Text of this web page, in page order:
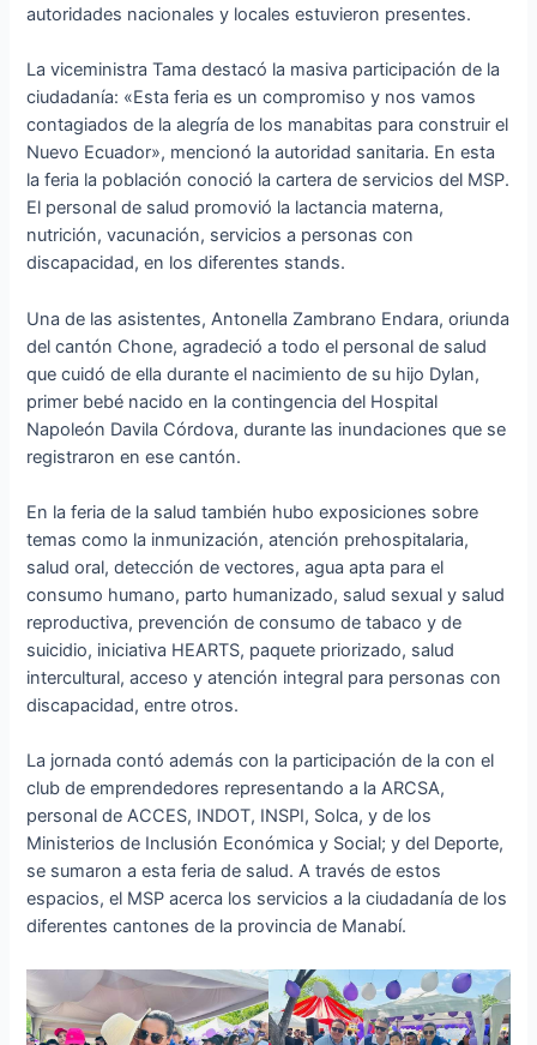
autoridades nacionales y locales estuvieron presentes.
La viceministra Tama destacó la masiva participación de la
ciudadanía: «Esta feria es un compromiso y nos vamos
contagiados de la alegría de los manabitas para construir el
Nuevo Ecuador», mencionó la autoridad sanitaria. En esta
la feria la población conoció la cartera de servicios del MSP.
El personal de salud promovió la lactancia materna,
nutrición, vacunación, servicios a personas con
discapacidad, en los diferentes stands.
Una de las asistentes, Antonella Zambrano Endara, oriunda
del cantón Chone, agradeció a todo el personal de salud
que cuidó de ella durante el nacimiento de su hijo Dylan,
primer bebé nacido en la contingencia del Hospital
Napoleón Davila Córdova, durante las inundaciones que se
registraron en ese cantón.
En la feria de la salud también hubo exposiciones sobre
temas como la inmunización, atención prehospitalaria,
salud oral, detección de vectores, agua apta para el
consumo humano, parto humanizado, salud sexual y salud
reproductiva, prevención de consumo de tabaco y de
suicidio, iniciativa HEARTS, paquete priorizado, salud
intercultural, acceso y atención integral para personas con
discapacidad, entre otros.
La jornada contó además con la participación de la con el
club de emprendedores representando a la ARCSA,
personal de ACCES, INDOT, INSPI, Solca, y de los
Ministerios de Inclusión Económica y Social; y del Deporte,
se sumaron a esta feria de salud. A través de estos
espacios, el MSP acerca los servicios a la ciudadanía de los
diferentes cantones de la provincia de Manabí.